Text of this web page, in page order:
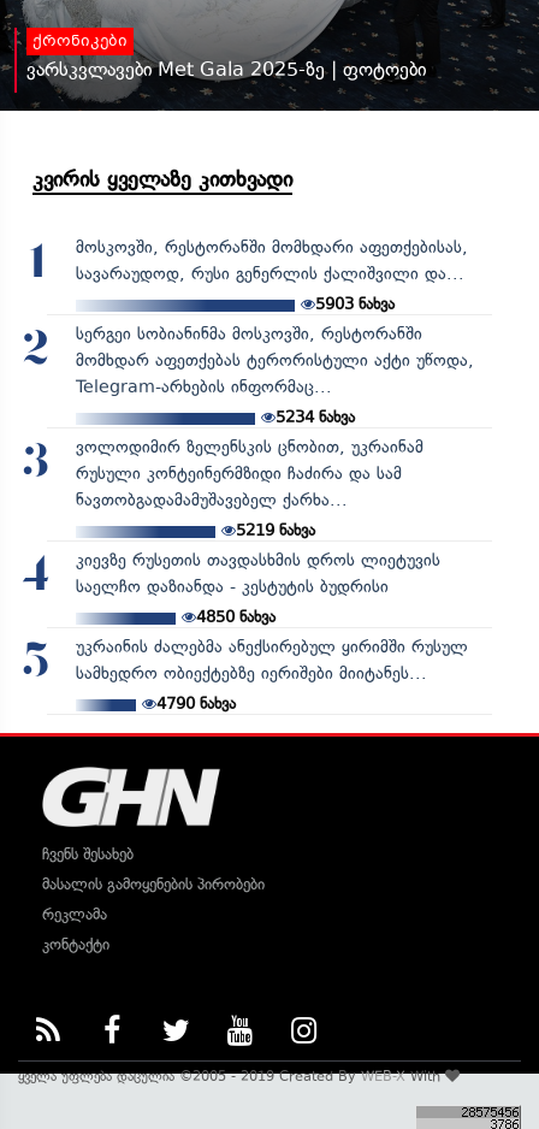
ქრონიკები
ვარსკვლავები Met Gala 2025-ზე | ფოტოები
კვირის ყველაზე კითხვადი
1
მოსკოვში, რესტორანში მომხდარი აფეთქებისას,
სავარაუდოდ, რუსი გენერლის ქალიშვილი და...
5903 ნახვა
2
სერგეი სობიანინმა მოსკოვში, რესტორანში
მომხდარ აფეთქებას ტერორისტული აქტი უწოდა,
Telegram-არხების ინფორმაც...
5234ნახვა
3
ვოლოდიმირ ზელენსკის ცნობით, უკრაინამ
რუსული კონტეინერმზიდი ჩაძირა და სამ
ნავთობგადამამუშავებელ ქარხა...
5219ნახვა
4
კიევზე რუსეთის თავდასხმის დროს ლიეტუვის
საელჩო დაზიანდა - კესტუტის ბუდრისი
4850ნახვა
5
უკრაინის ძალებმა ანექსირებულ ყირიმში რუსულ
სამხედრო ობიექტებზე იერიშები მიიტანეს...
4790ნახვა
ჩვენს შესახებ
მასალის გამოყენების პირობები
რეკლამა
კონტაქტი
ყველა უფლება დაცულია ©2005 - 2019 Created ByWEB-XWith